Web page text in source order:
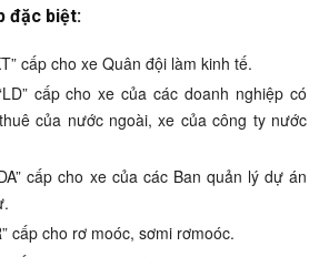
đặc biệt:
cấp cho xe Quân đội làm kinh tế.
cấp cho xe của các doanh nghiệp có
của nước ngoài, xe của công ty nước
cấp cho xe của các Ban quản lý dự án
cấp cho rơ moóc, sơmi rơmoóc.